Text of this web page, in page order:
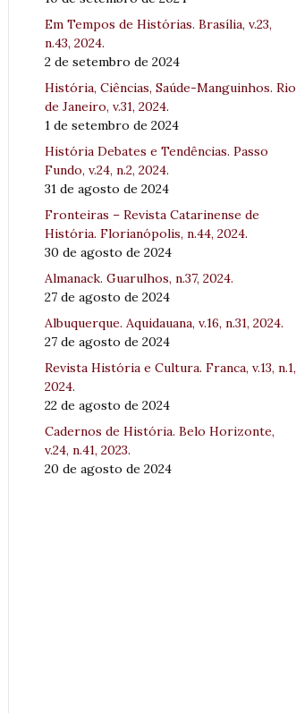
Em Tempos de Histórias. Brasília, v.23,
n.43, 2024.
2 de setembro de 2024
História, Ciências, Saúde-Manguinhos. Rio
de Janeiro, v.31, 2024.
1 de setembro de 2024
História Debates e Tendências. Passo
Fundo, v.24, n.2, 2024.
31 de agosto de 2024
Fronteiras – Revista Catarinense de
História. Florianópolis, n.44, 2024.
30 de agosto de 2024
Almanack. Guarulhos, n.37, 2024.
27 de agosto de 2024
Albuquerque. Aquidauana, v.16, n.31, 2024.
27 de agosto de 2024
Revista História e Cultura. Franca, v.13, n.1,
2024.
22 de agosto de 2024
Cadernos de História. Belo Horizonte,
v.24, n.41, 2023.
20 de agosto de 2024